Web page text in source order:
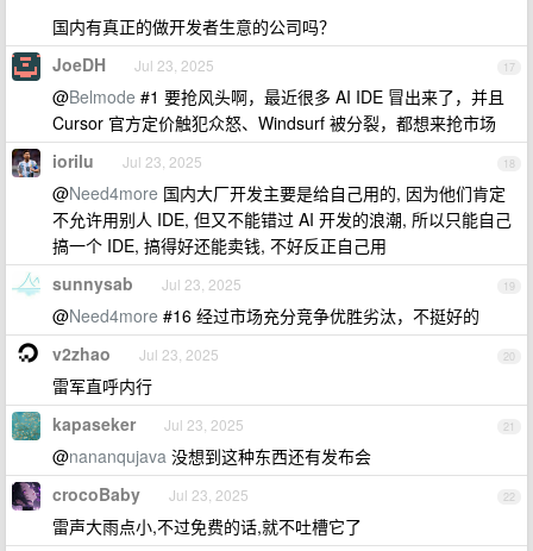
国内有真正的做开发者生意的公司吗？
17
JoeDH Jul 23, 2025
@Belmode #1 要抢风头啊，最近很多 AI IDE 冒出来了，并且
Cursor 官方定价触犯众怒、Windsurf 被分裂，都想来抢市场
18
iorilu Jul 23, 2025
@Need4more 国内大厂开发主要是给自己用的, 因为他们肯定
不允许用别人 IDE, 但又不能错过 AI 开发的浪潮, 所以只能自己
搞一个 IDE, 搞得好还能卖钱, 不好反正自己用
19
sunnysab Jul 23, 2025
@Need4more #16 经过市场充分竞争优胜劣汰，不挺好的
20
v2zhao Jul 23, 2025
雷军直呼内行
21
kapaseker Jul 23, 2025
@nananqujava 没想到这种东西还有发布会
22
crocoBaby Jul 23, 2025
雷声大雨点小,不过免费的话,就不吐槽它了